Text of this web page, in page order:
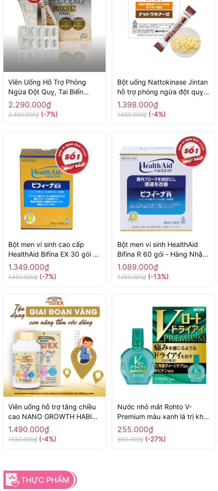
Viên Uống Hỗ Trợ Phòng
Ngừa Đột Quỵ, Tai Biến
Nano Nattokinase Premium
60000fu NICHIEI BUSSAN
2.290.000₫
2.450.000₫ (-7%)
Bột uống Nattokinase Jintan
hỗ trợ phòng ngừa đột quỵ,
tai biến, giảm mỡ máu 60 gói
- Hàng Nhật chính hãng
1.398.000₫
1.450.000₫ (-4%)
Bột men vi sinh cao cấp
HealthAid Bifina EX 30 gói -
Hàng Nhật chính hãng
1.349.000₫
1.450.000₫ (-7%)
Bột men vi sinh HealthAid
Bifina R 60 gói - Hàng Nhật
chính hãng
1.089.000₫
1.250.000₫ (-13%)
Viên uống hỗ trợ tăng chiều
cao NANO GROWTH HABIT
EX NICHIEI BUSSAN 120
viên ( 60 ngày) - Hàng Nhật
1.490.000₫
1.550.000₫ (-4%)
Nước nhỏ mắt Rohto V-
Premium màu xanh lá trị khô
mắt, ngứa, cộm mắt 15ml -
Hàng Nhật chính hãng
255.000₫
350.000₫ (-27%)
THỰC PHẨM